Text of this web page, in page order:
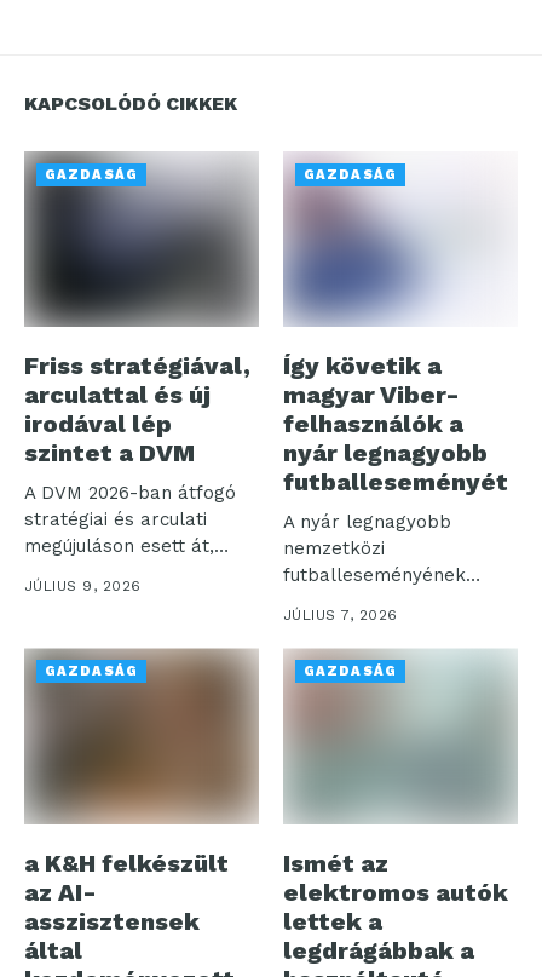
KAPCSOLÓDÓ CIKKEK
GAZDASÁG
Friss stratégiával,
arculattal és új
irodával lép
szintet a DVM
A DVM 2026-ban átfogó
stratégiai és arculati
megújuláson esett át,
egyidejűleg a...
JÚLIUS 9, 2026
GAZDASÁG
Így követik a
magyar Viber-
felhasználók a
nyár legnagyobb
futballeseményét
A nyár legnagyobb
nemzetközi
futballeseményének
kapcsán a Rakuten Viber
a hivatalos magyar...
JÚLIUS 7, 2026
GAZDASÁG
a K&H felkészült
az AI-
asszisztensek
által
GAZDASÁG
Ismét az
elektromos autók
lettek a
legdrágábbak a